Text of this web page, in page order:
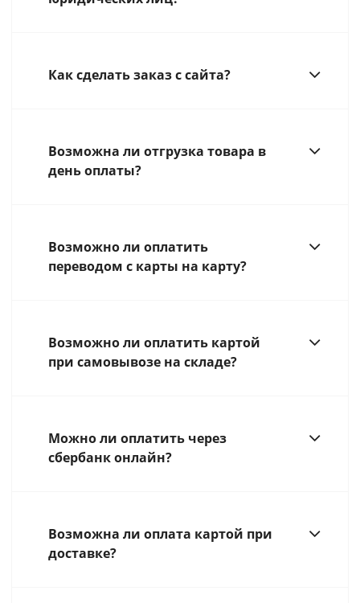
Как сделать заказ с сайта?
Возможна ли отгрузка товара в
день оплаты?
Возможно ли оплатить
переводом с карты на карту?
Возможно ли оплатить картой
при самовывозе на складе?
Можно ли оплатить через
сбербанк онлайн?
Возможна ли оплата картой при
доставке?